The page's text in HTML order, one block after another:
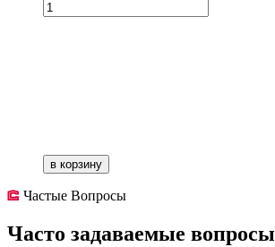
в корзину
Частые Вопросы
Часто задаваемые вопросы